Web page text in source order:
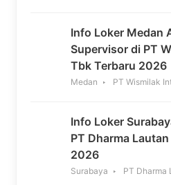
Info Loker Medan
Supervisor di PT
Tbk Terbaru 2026
Medan PT Wismilak
Info Loker
PT Dharma
2026
Surabaya PT Dharma